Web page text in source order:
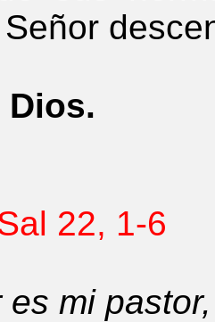
Dios.
22, 1-6
es mi